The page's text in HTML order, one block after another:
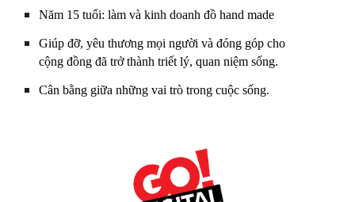
Năm 15 tuổi: làm và kinh doanh đồ hand made
Giúp đỡ, yêu thương mọi người và đóng góp cho
cộng đồng đã trở thành triết lý, quan niệm sống.
Cân bằng giữa những vai trò trong cuộc sống.